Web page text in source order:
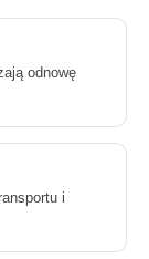
odnowę
i